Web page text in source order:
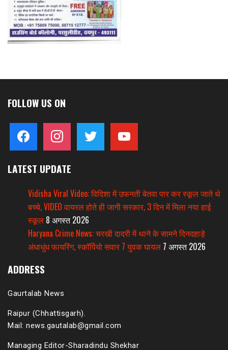
FOLLOW US ON
facebook instagram twitter youtube
LATEST UPDATE
Vidisha Viral Video: विदिशा में उफनती बेतवा पार कर स्कूल जाते थे
बच्चे, VIDEO वायरल होते ही जागी सरकार, 3 दिन में मिला नया हाई
स्कूल 8 अगस्त 2026
Haryana Crime News: चरखी दादरी में थाने के सामने दिनदहाड़े
अंधाधुंध फायरिंग, स्कॉर्पियो सवार 7 युवक घायल 7 अगस्त 2026
ADDRESS
Gaurtalab News
Raipur (Chhattisgarh).
Mail: news.gautalab@gmail.com
Managing Editor-Sharadindu Shekhar